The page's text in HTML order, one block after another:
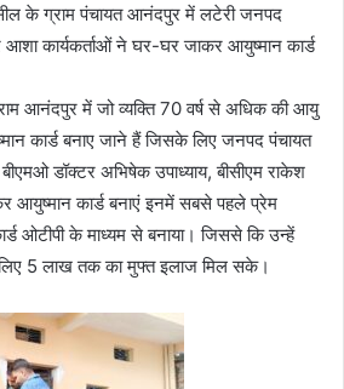
के ग्राम पंचायत आनंदपुर में लटेरी जनपद
कार्यकर्ताओं ने घर-घर जाकर आयुष्मान कार्ड
आनंदपुर में जो व्यक्ति 70 वर्ष से अधिक की आयु
कार्ड बनाए जाने हैं जिसके लिए जनपद पंचायत
डॉक्टर अभिषेक उपाध्याय, बीसीएम राकेश
कार्ड बनाएं इनमें सबसे पहले प्रेम
ओटीपी के माध्यम से बनाया। जिससे कि उन्हें
लिए 5 लाख तक का मुफ्त इलाज मिल सके।